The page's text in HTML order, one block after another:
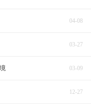
04-08
03-27
03-09
12-27